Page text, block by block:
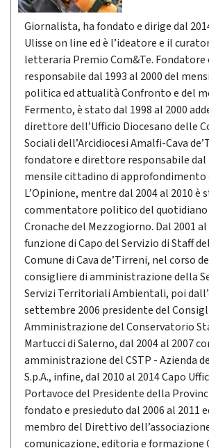
Giornalista, ha fondato e dirige dal
Ulisse on line ed è l’ideatore e il
letteraria Premio Com&Te.
responsabile dal 1993 al 2000 del
politica ed attualità Confronto e del
Fermento, è stato dal 1998 al 2000
direttore dell’Ufficio Diocesano delle
Sociali dell’Arcidiocesi Amalfi-Cava
fondatore e direttore responsabile dal
mensile cittadino di approfondimento
L’Opinione, mentre dal 2004 al 2010 è
commentatore politico del
Cronache del Mezzogiorno. Dal 2001
funzione di Capo del Servizio di Staff
Comune di Cava de’Tirreni, nel corso
consigliere di amministrazione della
Servizi Territoriali Ambientali, poi
settembre 2006 presidente del
Amministrazione del Conservatorio
Martucci di Salerno, dal 2004 al 2007
amministrazione del CSTP - Azienda
S.p.A., infine, dal 2010 al 2014 Capo
Portavoce del Presidente della
fondato e presieduto dal 2006 al 2011
membro del Direttivo
comunicazione, editoria e formazione